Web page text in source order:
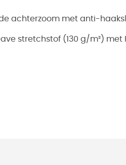
achterzoom met anti-
stretchstof (130 g/m²)